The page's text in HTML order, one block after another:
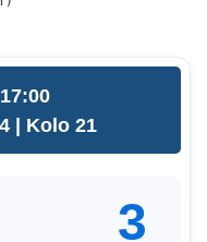
17:00
| Kolo 21
3